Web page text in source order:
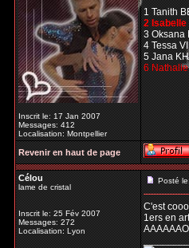
Inscrit le: 17 Jan 2007
Messages: 412
Localisation: Montpellier
1 Tanith
2 Isabelle
3 Oksana
4 Tessa
5 Jana
6
Revenir en haut de page
Célou
lame de cristal
Inscrit le: 25 Fév 2007
Messages: 272
Localisation: Lyon
Posté
C'est
1ers en